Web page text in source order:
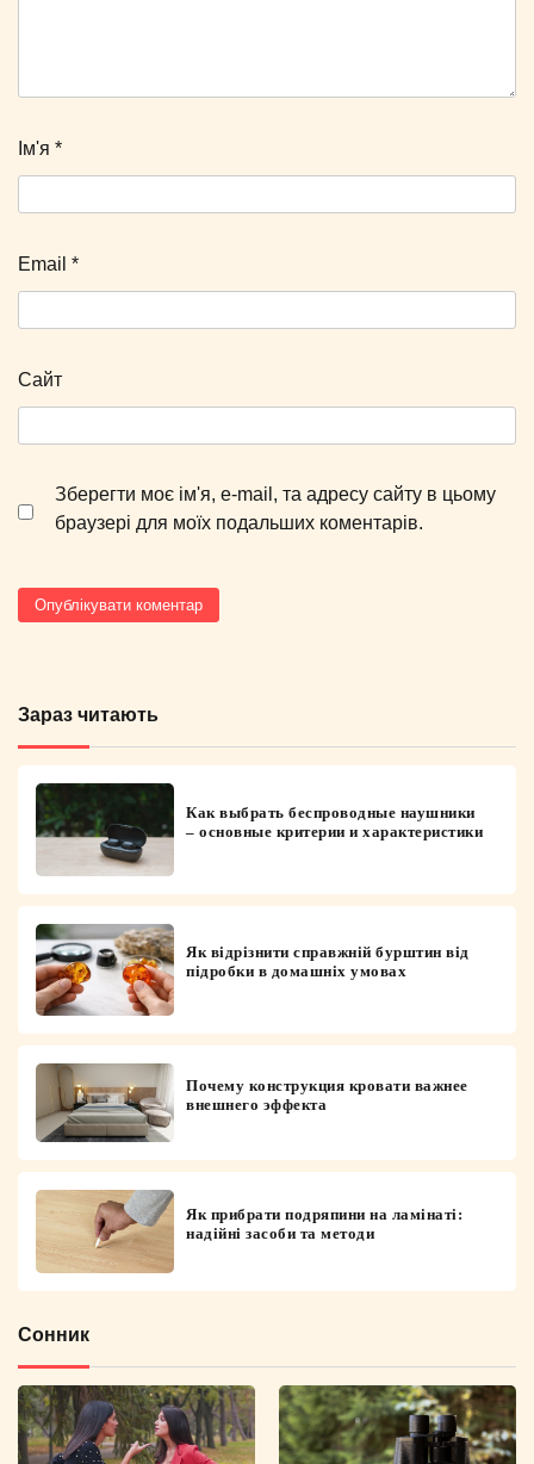
Ім'я *
Email *
Сайт
Зберегти моє ім'я, e-mail, та адресу сайту в цьому
браузері для моїх подальших коментарів.
Зараз читають
Как выбрать беспроводные наушники
– основные критерии и характеристики
Як відрізнити справжній бурштин від
підробки в домашніх умовах
Почему конструкция кровати важнее
внешнего эффекта
Як прибрати подряпини на ламінаті:
надійні засоби та методи
Сонник